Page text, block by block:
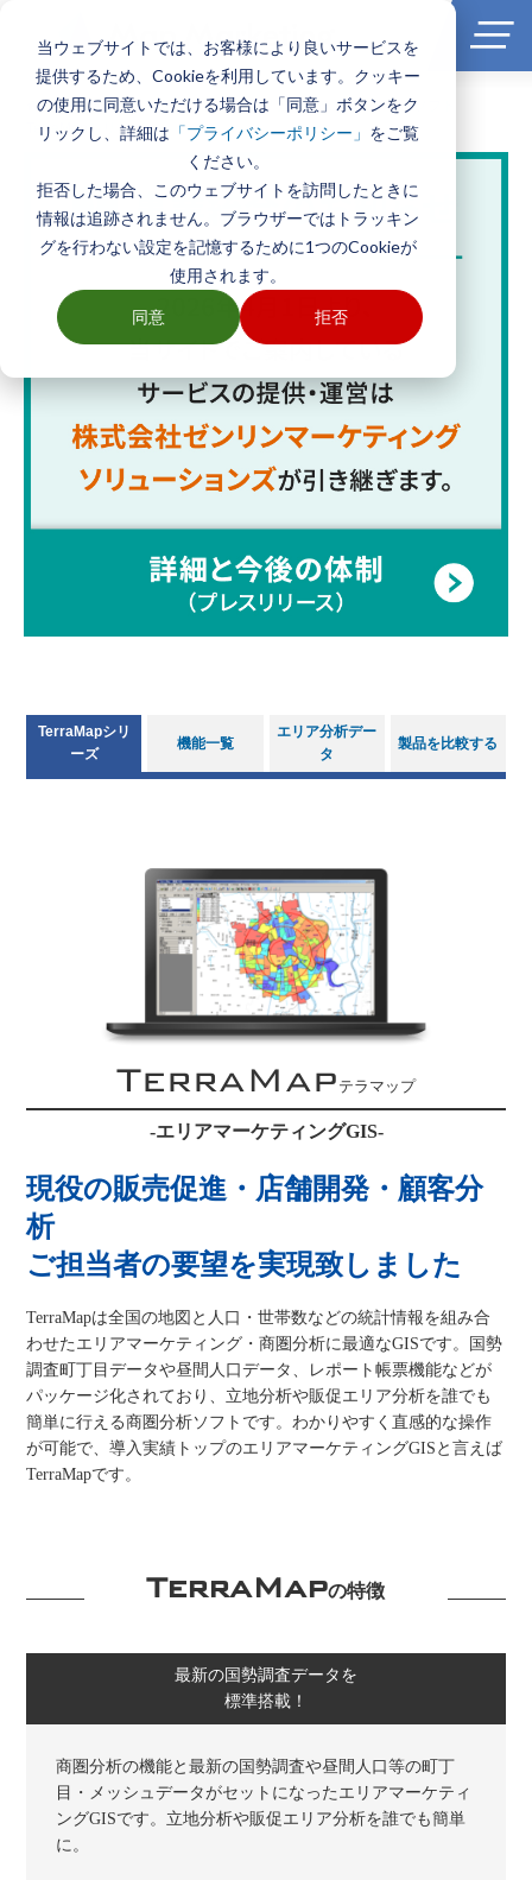
当ウェブサイトでは、お客様により良いサービスを
提供するため、Cookieを利用しています。クッキー
の使用に同意いただける場合は「同意」ボタンをク
リックし、詳細は 「プライバシーポリシー」 をご覧
ください。
拒否した場合、このウェブサイトを訪問したときに
情報は追跡されません。ブラウザーではトラッキン
グを行わない設定を記憶するために1つのCookieが
使用されます。
同意 拒否
ホーム> 製品とサービス一覧>エリアマーケティングGISソフト
TerraMapシリーズ
TerraMapシリ
ーズ
機能一覧
エリア分析デー
タ
製品を比較する
TerraMap テラマップ
-エリアマーケティングGIS-
現役の販売促進・店舗開発・顧客分
析
ご担当者の要望を実現致しました
TerraMapは全国の地図と人口・世帯数などの統計情報を組み合
わせたエリアマーケティング・商圏分析に最適なGISです。国勢
調査町丁目データや昼間人口データ、レポート帳票機能などが
パッケージ化されており、立地分析や販促エリア分析を誰でも
簡単に行える商圏分析ソフトです。わかりやすく直感的な操作
が可能で、導入実績トップのエリアマーケティングGISと言えば
TerraMapです。
TerraMapの特徴
最新の国勢調査データを
標準搭載！
商圏分析の機能と最新の国勢調査や昼間人口等の町丁
目・メッシュデータがセットになったエリアマーケティ
ングGISです。立地分析や販促エリア分析を誰でも簡単
に。